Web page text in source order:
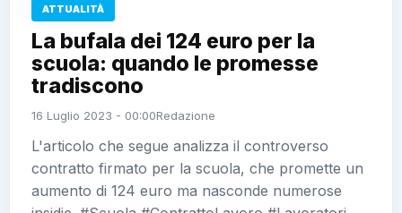
ATTUALITÀ
La bufala dei 124 euro per la
scuola: quando le promesse
tradiscono
16 Luglio 2023 - 00:00Redazione
L'articolo che segue analizza il controverso
contratto firmato per la scuola, che promette un
aumento di 124 euro ma nasconde numerose